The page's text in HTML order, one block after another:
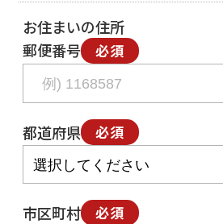
お住まいの住所
郵便番号
必須
都道府県 必須
市区町村 必須